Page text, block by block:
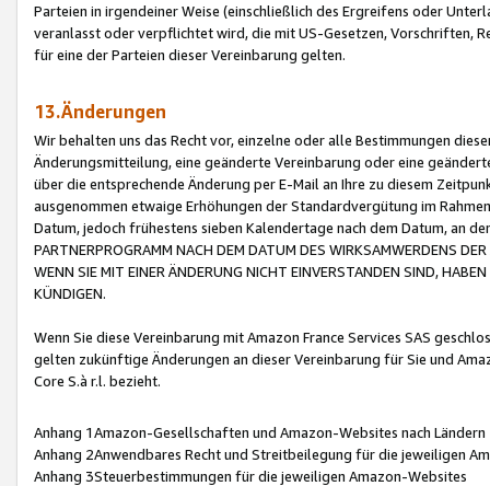
Parteien in irgendeiner Weise (einschließlich des Ergreifens oder
veranlasst oder verpflichtet wird, die mit US-Gesetzen, Vorschriften,
für eine der Parteien dieser Vereinbarung gelten.
13.Änderungen
Wir behalten uns das Recht vor, einzelne oder alle Bestimmungen
Änderungsmitteilung, eine geänderte Vereinbarung oder eine
über die entsprechende Änderung per E-Mail an Ihre zu diesem
ausgenommen etwaige Erhöhungen der Standardvergütung im
Datum, jedoch frühestens sieben Kalendertage nach dem Datum, an
PARTNERPROGRAMM NACH DEM DATUM DES WIRKSAMWERDENS
WENN SIE MIT EINER ÄNDERUNG NICHT EINVERSTANDEN SIND,
KÜNDIGEN.
Wenn Sie diese Vereinbarung mit Amazon France Services SAS
gelten zukünftige Änderungen an dieser Vereinbarung für Sie und
Core S.à r.l. bezieht.
Anhang 1Amazon-Gesellschaften und Amazon-Websites nach Ländern
Anhang 2Anwendbares Recht und Streitbeilegung für die jeweiligen
Anhang 3Steuerbestimmungen für die jeweiligen Amazon-Websites